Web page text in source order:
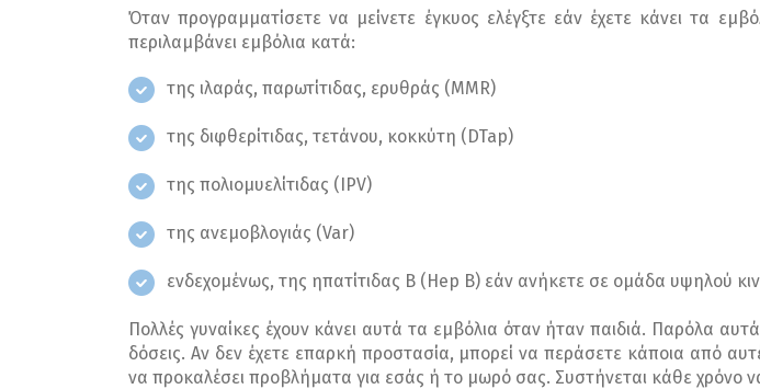
Όταν προγραμματίσετε να μείνετε έγκυος ελέγξτε εάν έχετε κάνει τα
περιλαμβάνει εμβόλια κατά:
της ιλαράς, παρωτίτιδας, ερυθράς (MMR)
της διφθερίτιδας, τετάνου, κοκκύτη (DTap)
της πολιομυελίτιδας (IPV)
της ανεμοβλογιάς (Var)
ενδεχομένως, της ηπατίτιδας Β (Hep B) εάν ανήκετε σε ομάδα υψηλού
Πολλές γυναίκες έχουν κάνει αυτά τα εμβόλια όταν ήταν παιδιά. Παρόλα
δόσεις. Αν δεν έχετε επαρκή προστασία, μπορεί να περάσετε κάποια από
να προκαλέσει προβλήματα για εσάς ή το μωρό σας. Συστήνεται κάθε χρόνο